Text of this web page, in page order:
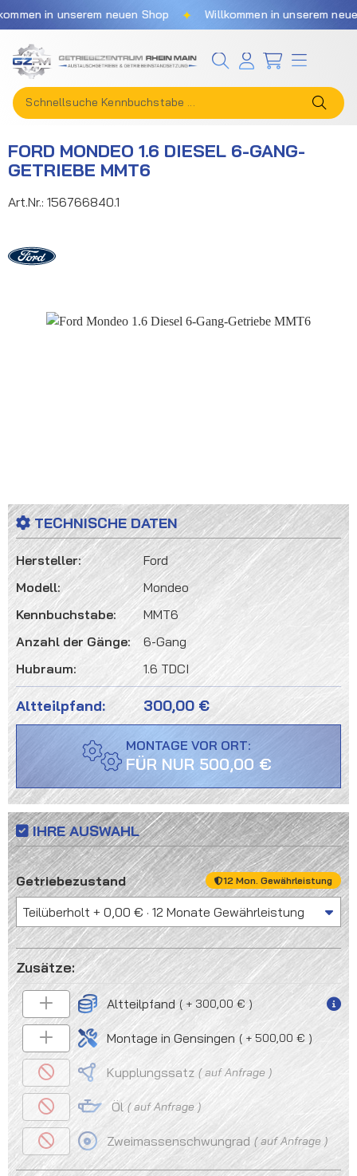
Zum Hauptinhalt springen
in unserem neuen Shop ✦ Willkommen in unserem neuen
FORD MONDEO 1.6 DIESEL 6-GANG-
GETRIEBE MMT6
Art.Nr.: 156766840.1
Bildergalerie überspringen
TECHNISCHE DATEN
Hersteller:
Ford
Modell:
Mondeo
Kennbuchstabe:
MMT6
Anzahl der Gänge:
6-Gang
Hubraum:
1.6 TDCI
Altteilpfand: 300,00 €
MONTAGE VOR ORT:
FÜR NUR 500,00 €
IHRE AUSWAHL
Getriebezustandauswählen 12 Mon. Gewährleistung
Altteilpfand + 300,00 €
Montage in Gensingen + 500,00 €
Kupplungssatz auf Anfrage
Öl auf Anfrage
Zweimassenschwungrad auf Anfrage